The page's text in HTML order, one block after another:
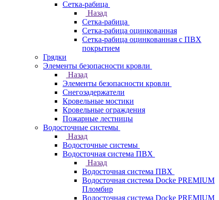
Сетка-рабица
Назад
Сетка-рабица
Сетка-рабица оцинкованная
Сетка-рабица оцинкованная с ПВХ
покрытием
Грядки
Элементы безопасности кровли
Назад
Элементы безопасности кровли
Снегозадержатели
Кровельные мостики
Кровельные ограждения
Пожарные лестницы
Водосточные системы
Назад
Водосточные системы
Водосточная система ПВХ
Назад
Водосточная система ПВХ
Водосточная система Docke PREMIUM
Пломбир
Водосточная система Docke PREMIUM